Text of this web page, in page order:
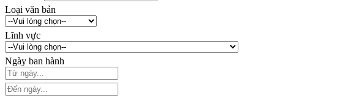
Loại văn bản
Lĩnh vực
Ngày ban hành